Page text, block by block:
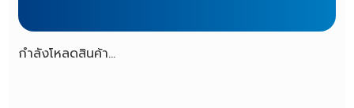
กำลังโหลดสินค้า...